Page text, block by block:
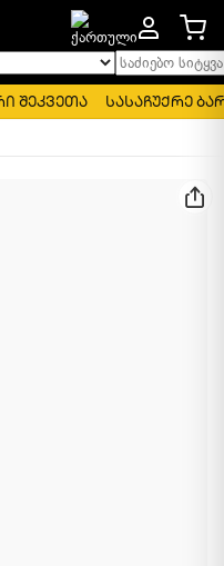
საძიებო
შეკვეთა სასაჩუქრე